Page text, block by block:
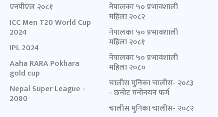
एनपीएल २०८१
ICC Men T20 World Cup
2024
IPL 2024
Aaha RARA Pokhara
gold cup
Nepal Super League -
2080
नेपालका ५० प्रभावशाली
महिला २०८२
नेपालका ५० प्रभावशाली
महिला २०८१
नेपालका ५० प्रभावशाली
महिला २०८०
चालीस मुनिका चालीस- २०८३
- छनोट मनोनयन फर्म
चालीस मुनिका चालीस- २०८२